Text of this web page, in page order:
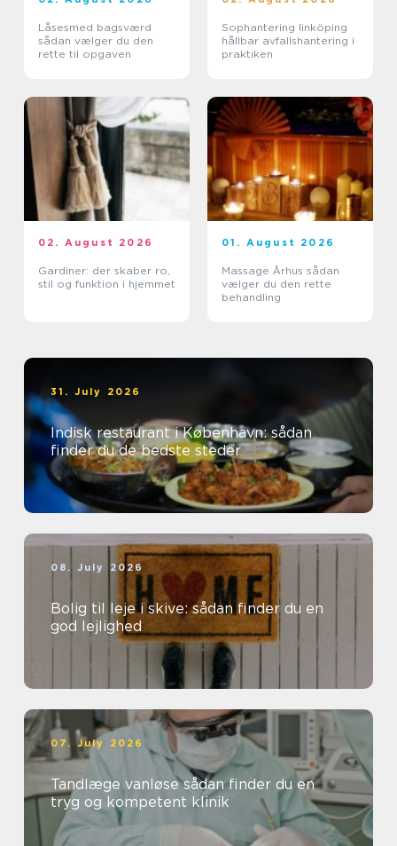
Låsesmed bagsværd
sådan vælger du den
rette til opgaven
Sophantering linköping
hållbar avfallshantering i
praktiken
02. August 2026
Gardiner: der skaber ro,
stil og funktion i hjemmet
01. August 2026
Massage Århus sådan
vælger du den rette
behandling
31. July 2026
Indisk restaurant i København: sådan
finder du de bedste steder
08. July 2026
Bolig til leje i skive: sådan finder du en
god lejlighed
07. July 2026
Tandlæge vanløse sådan finder du en
tryg og kompetent klinik